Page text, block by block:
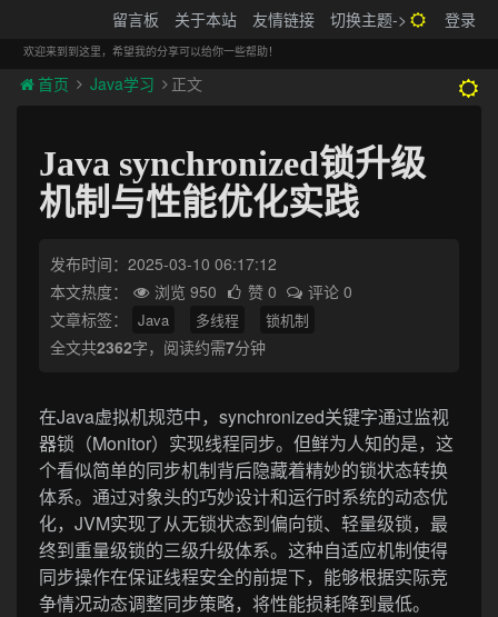
留言板 关于本站 友情链接 切换主题-> 登录
欢迎来到到这里，希望我的分享可以给你一些帮助！
首页 Java学习 正文
Java synchronized锁升级
机制与性能优化实践
发布时间：2025-03-10 06:17:12
本文热度：
浏览 950 赞 0
评论 0
文章标签：
Java 多线程 锁机制
全文共2362字，阅读约需7分钟
在Java虚拟机规范中，synchronized关键字通过监视
器锁（Monitor）实现线程同步。但鲜为人知的是，这
个看似简单的同步机制背后隐藏着精妙的锁状态转换
体系。通过对象头的巧妙设计和运行时系统的动态优
化，JVM实现了从无锁状态到偏向锁、轻量级锁，最
终到重量级锁的三级升级体系。这种自适应机制使得
同步操作在保证线程安全的前提下，能够根据实际竞
争情况动态调整同步策略，将性能损耗降到最低。